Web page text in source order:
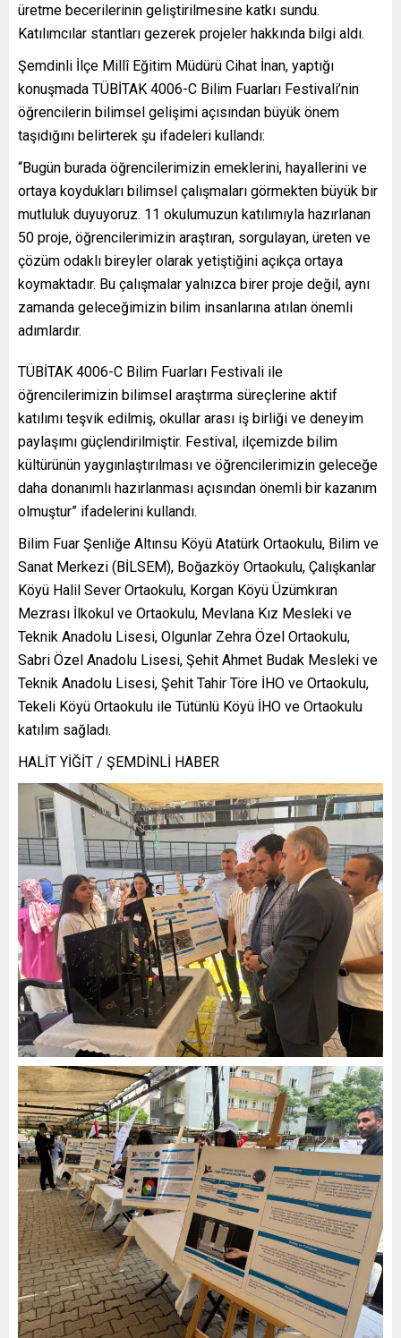
üretme becerilerinin geliştirilmesine katkı sundu.
Katılımcılar stantları gezerek projeler hakkında bilgi aldı.
Şemdinli İlçe Millî Eğitim Müdürü Cihat İnan, yaptığı
konuşmada TÜBİTAK 4006-C Bilim Fuarları Festivali’nin
öğrencilerin bilimsel gelişimi açısından büyük önem
taşıdığını belirterek şu ifadeleri kullandı:
“Bugün burada öğrencilerimizin emeklerini, hayallerini ve
ortaya koydukları bilimsel çalışmaları görmekten büyük bir
mutluluk duyuyoruz. 11 okulumuzun katılımıyla hazırlanan
50 proje, öğrencilerimizin araştıran, sorgulayan, üreten ve
çözüm odaklı bireyler olarak yetiştiğini açıkça ortaya
koymaktadır. Bu çalışmalar yalnızca birer proje değil, aynı
zamanda geleceğimizin bilim insanlarına atılan önemli
adımlardır.
TÜBİTAK 4006-C Bilim Fuarları Festivali ile
öğrencilerimizin bilimsel araştırma süreçlerine aktif
katılımı teşvik edilmiş, okullar arası iş birliği ve deneyim
paylaşımı güçlendirilmiştir. Festival, ilçemizde bilim
kültürünün yaygınlaştırılması ve öğrencilerimizin geleceğe
daha donanımlı hazırlanması açısından önemli bir kazanım
olmuştur” ifadelerini kullandı.
Bilim Fuar Şenliğe Altınsu Köyü Atatürk Ortaokulu, Bilim ve
Sanat Merkezi (BİLSEM), Boğazköy Ortaokulu, Çalışkanlar
Köyü Halil Sever Ortaokulu, Korgan Köyü Üzümkıran
Mezrası İlkokul ve Ortaokulu, Mevlana Kız Mesleki ve
Teknik Anadolu Lisesi, Olgunlar Zehra Özel Ortaokulu,
Sabri Özel Anadolu Lisesi, Şehit Ahmet Budak Mesleki ve
Teknik Anadolu Lisesi, Şehit Tahir Töre İHO ve Ortaokulu,
Tekeli Köyü Ortaokulu ile Tütünlü Köyü İHO ve Ortaokulu
katılım sağladı.
HALİT YİĞİT / ŞEMDİNLİ HABER